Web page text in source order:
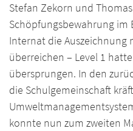
Stefan Zekorn und
Schöpfungsbewahrung im
Internat die Auszeichnung
überreichen – Level 1
übersprungen. In den
die Schulgemeinschaft
konnte nun zum zweiten